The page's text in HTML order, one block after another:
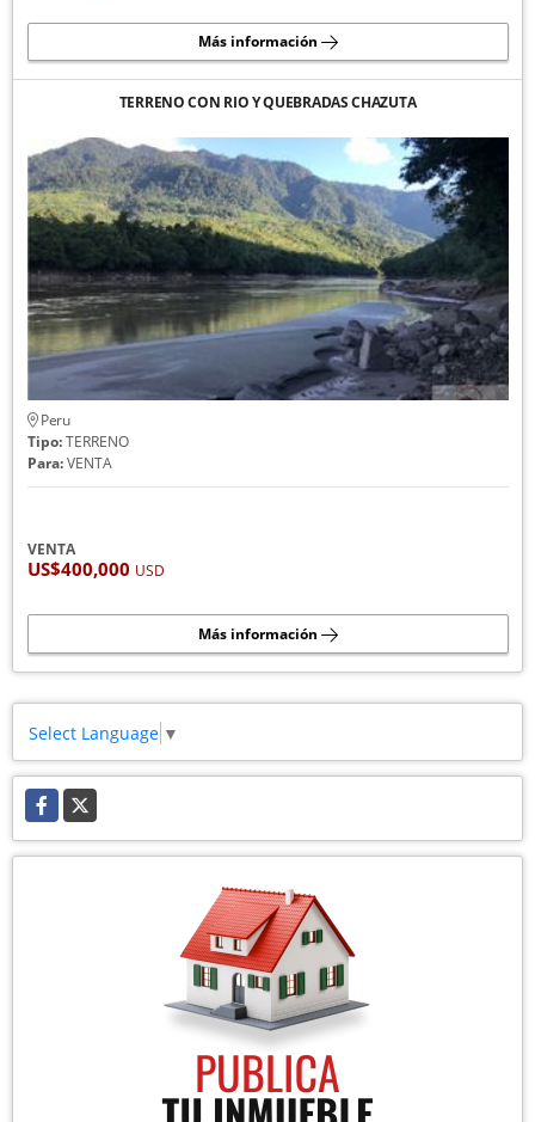
Más información
TERRENO CON RIO Y QUEBRADAS CHAZUTA
Peru
Tipo:TERRENO
Para:VENTA
VENTA
US$400,000 USD
Más información
Select Language ▼
Facebook
X